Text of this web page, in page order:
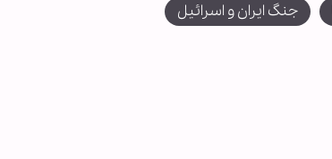
جنگ ایران و اسرائیل